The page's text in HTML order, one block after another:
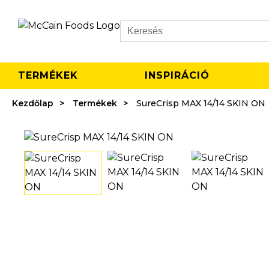
Search
TERMÉKEK INSPIRÁCIÓ
Kezdőlap Termékek SureCrisp MAX 14/14 SKIN ON